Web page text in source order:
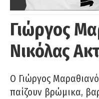
Γιώργος
Νικόλας
Ο Γιώργος
παίζουν βρώμικα,